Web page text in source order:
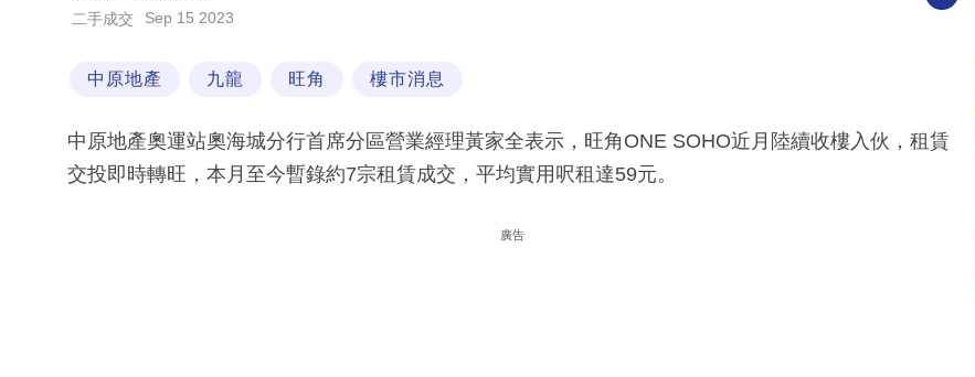
二手成交 Sep 15 2023
中原地產 九龍 旺角 樓市消息
中原地產奧運站奧海城分行首席分區營業經理黃家全表示，旺角ONE SOHO近月陸續收樓入伙，租賃
交投即時轉旺，本月至今暫錄約7宗租賃成交，平均實用呎租達59元。
廣告